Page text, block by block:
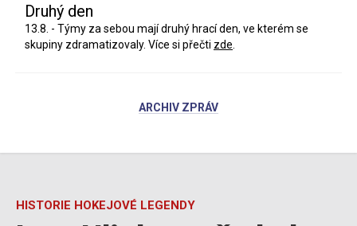
Druhý den
13.8. - Týmy za sebou mají druhý hrací den, ve kterém se
skupiny zdramatizovaly. Více si přečti zde
ARCHIV ZPRÁV
HISTORIE HOKEJOVÉ LEGENDY